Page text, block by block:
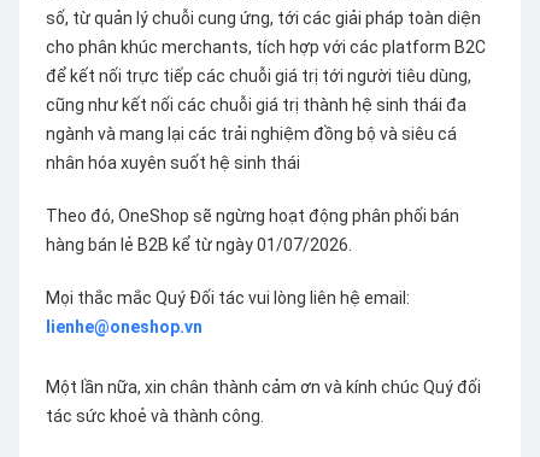
số, từ quản lý chuỗi cung ứng, tới các giải pháp toàn diện
cho phân khúc merchants, tích hợp với các platform B2C
để kết nối trực tiếp các chuỗi giá trị tới người tiêu dùng,
cũng như kết nối các chuỗi giá trị thành hệ sinh thái đa
ngành và mang lại các trải nghiệm đồng bộ và siêu cá
nhân hóa xuyên suốt hệ sinh thái
Theo đó, OneShop sẽ ngừng hoạt động phân phối bán
hàng bán lẻ B2B kể từ ngày 01/07/2026.
Mọi thắc mắc Quý Đối tác vui lòng liên hệ email:
lienhe@oneshop.vn
Một lần nữa, xin chân thành cảm ơn và kính chúc Quý đối
tác sức khoẻ và thành công.